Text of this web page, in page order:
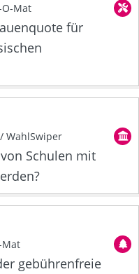
O-Mat
für
WahlSwiper
Schulen mit
Mat
gebührenfreie